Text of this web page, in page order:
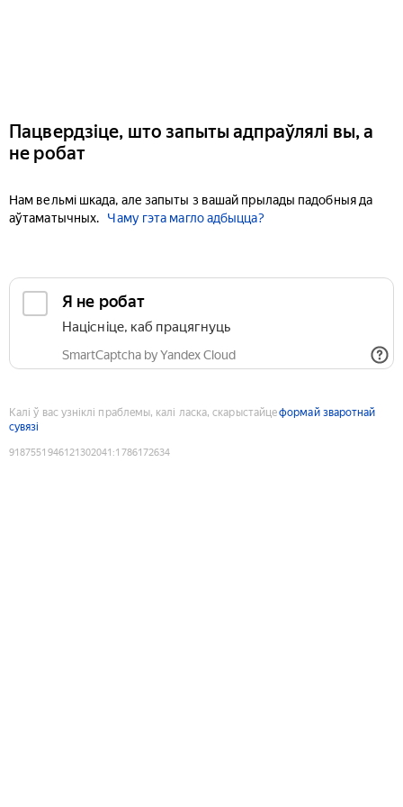
Пацвердзіце, што запыты адпраўлялі вы, а
не робат
Нам вельмі шкада, але запыты з вашай прылады падобныя да
аўтаматычных.
Чаму гэта магло адбыцца?
Я не робат
Націсніце, каб працягнуць
SmartCaptcha by Yandex Cloud
Калі ў вас узніклі праблемы, калі ласка, скарыстайцеформай зваротнай
сувязі
9187551946121302041 :1786172634